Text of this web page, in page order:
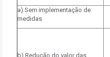
a) Sem implementação de
medidas
b) Redução do valor das